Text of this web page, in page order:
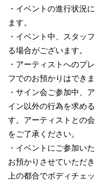
・イベントの進行状況
ます。
・イベント中、スタッ
る場合がございます。
・アーティストへのプ
フでのお預かりはできま
・サイン会ご参加中、
イン以外の行為を求め
す。アーティストとの
をご了承ください。
・イベントにご参加い
お預かりさせていただ
上の都合でボディチェ